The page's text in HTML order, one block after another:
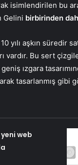
isimlendirilen bu
Gelini birbirinden
yılı aşkın süredir
vardır. Bu sert
ızgara
tasarlanmış gibi
web